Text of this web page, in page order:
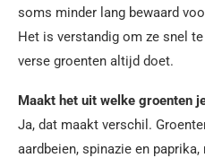
soms minder lang bewaard
Het is verstandig om ze snel
verse groenten altijd doet.
Maakt het uit welke groenten
Ja, dat maakt verschil.
aardbeien, spinazie en